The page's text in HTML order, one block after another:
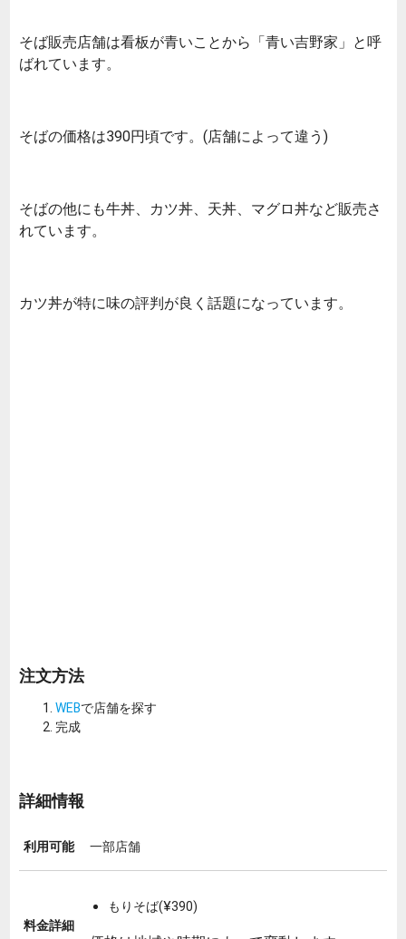
そば販売店舗は看板が青いことから「青い吉野家」と呼
ばれています。
そばの価格は390円頃です。(店舗によって違う)
そばの他にも牛丼、カツ丼、天丼、マグロ丼など販売さ
れています。
カツ丼が特に味の評判が良く話題になっています。
注文方法
WEBで店舗を探す
完成
詳細情報
利用可能 一部店舗
料金詳細
もりそば(¥390)